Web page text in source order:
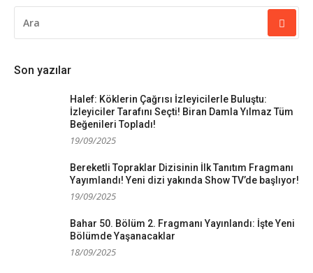
YAP:
Son yazılar
Halef: Köklerin Çağrısı İzleyicilerle Buluştu:
İzleyiciler Tarafını Seçti! Biran Damla Yılmaz Tüm
Beğenileri Topladı!
19/09/2025
Bereketli Topraklar Dizisinin İlk Tanıtım Fragmanı
Yayımlandı! Yeni dizi yakında Show TV’de başlıyor!
19/09/2025
Bahar 50. Bölüm 2. Fragmanı Yayınlandı: İşte Yeni
Bölümde Yaşanacaklar
18/09/2025